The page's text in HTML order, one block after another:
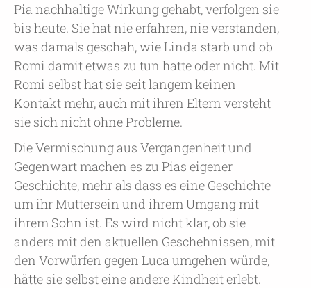
Pia nachhaltige Wirkung gehabt, verfolgen sie
bis heute. Sie hat nie erfahren, nie verstanden,
was damals geschah, wie Linda starb und ob
Romi damit etwas zu tun hatte oder nicht. Mit
Romi selbst hat sie seit langem keinen
Kontakt mehr, auch mit ihren Eltern versteht
sie sich nicht ohne Probleme.
Die Vermischung aus Vergangenheit und
Gegenwart machen es zu Pias eigener
Geschichte, mehr als dass es eine Geschichte
um ihr Muttersein und ihrem Umgang mit
ihrem Sohn ist. Es wird nicht klar, ob sie
anders mit den aktuellen Geschehnissen, mit
den Vorwürfen gegen Luca umgehen würde,
hätte sie selbst eine andere Kindheit erlebt.